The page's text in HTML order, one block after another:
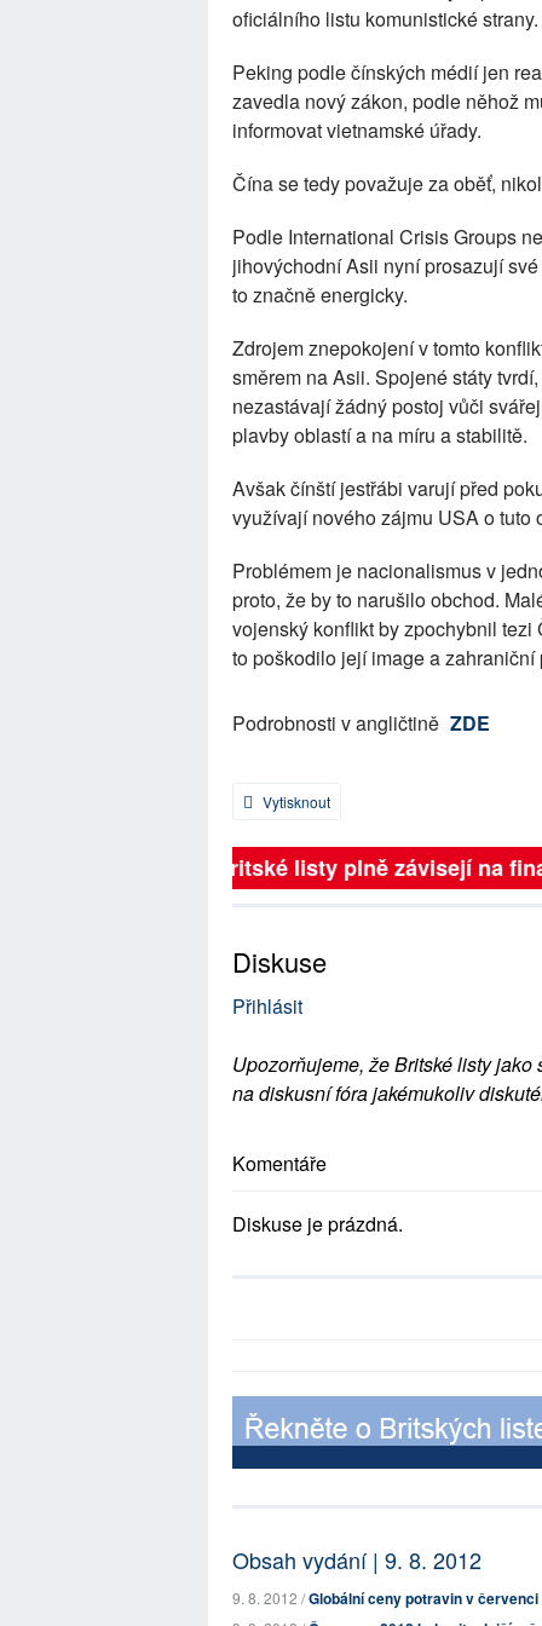
oficiálního listu komunistické strany.
Peking podle čínských médií jen
zavedla nový zákon, podle něhož
informovat vietnamské úřady.
Čína se tedy považuje za oběť,
Podle International Crisis Groups
jihovýchodní Asii nyní prosazují
to značně energicky.
Zdrojem znepokojení v tomto
směrem na Asii. Spojené státy
nezastávají žádný postoj vůči
plavby oblastí a na míru a stabilitě.
Avšak čínští jestřábi varují před
využívají nového zájmu USA o tuto
Problémem je nacionalismus v
proto, že by to narušilo obchod.
vojenský konflikt by zpochybnil
to poškodilo její image a
Podrobnosti v angličtině ZDE
Vytisknout
Britské listy plně závisejí na
Diskuse
Přihlásit
Upozorňujeme, že Britské listy
na diskusní fóra jakémukoliv
Komentáře
Diskuse je prázdná.
Obsah vydání | 9. 8. 2012
9. 8. 2012 /Globální ceny potravin v